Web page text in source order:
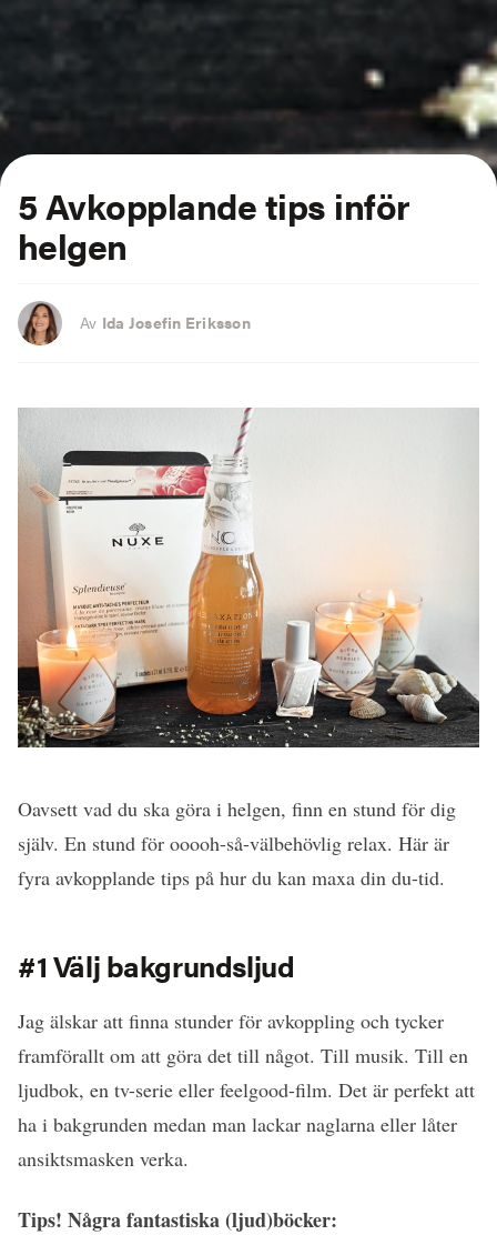
5 Avkopplande tips inför
helgen
Av Ida Josefin Eriksson
Oavsett vad du ska göra i helgen, finn en stund för dig
själv. En stund för ooooh-så-välbehövlig relax. Här är
fyra avkopplande tips på hur du kan maxa din du-tid.
#1 Välj bakgrundsljud
Jag älskar att finna stunder för avkoppling och tycker
framförallt om att göra det till något. Till musik. Till en
ljudbok, en tv-serie eller feelgood-film. Det är perfekt att
ha i bakgrunden medan man lackar naglarna eller låter
ansiktsmasken verka.
Tips! Några fantastiska (ljud)böcker: